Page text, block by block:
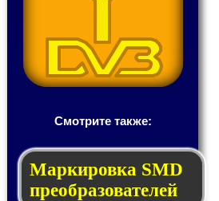
Смотрите также:
Мар­ки­ров­ка SMD
пре­об­ра­зо­ва­те­лей